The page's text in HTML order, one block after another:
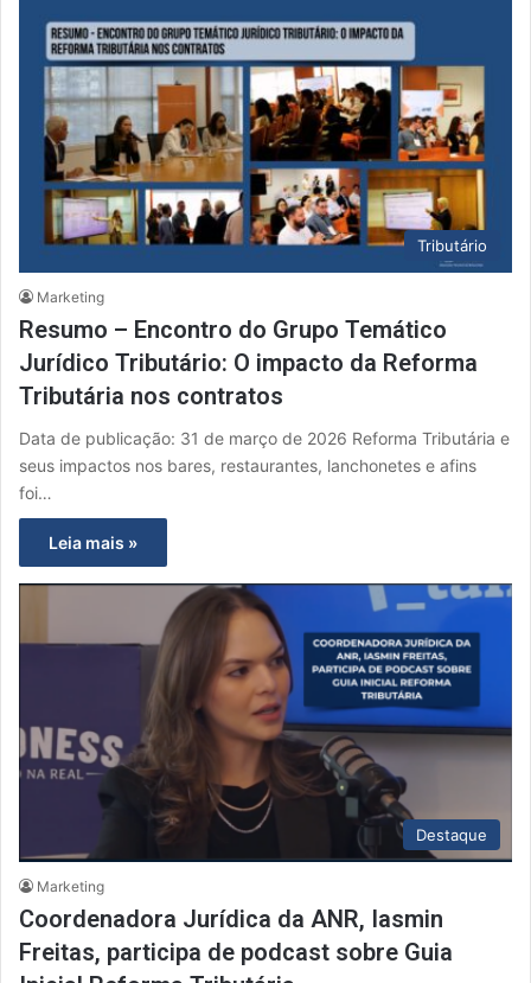
Tributário
Marketing
Resumo – Encontro do Grupo Temático
Jurídico Tributário: O impacto da Reforma
Tributária nos contratos
Data de publicação: 31 de março de 2026 Reforma Tributária e
seus impactos nos bares, restaurantes, lanchonetes e afins
foi…
Leia mais »
Destaque
Marketing
Coordenadora Jurídica da ANR, Iasmin
Freitas, participa de podcast sobre Guia